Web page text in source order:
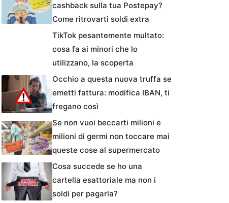
cashback sulla tua Postepay?
Come ritrovarti soldi extra
TikTok pesantemente multato:
cosa fa ai minori che lo
utilizzano, la scoperta
Occhio a questa nuova truffa se
emetti fattura: modifica IBAN, ti
fregano così
Se non vuoi beccarti milioni e
milioni di germi non toccare mai
queste cose al supermercato
Cosa succede se ho una
cartella esattoriale ma non i
soldi per pagarla?